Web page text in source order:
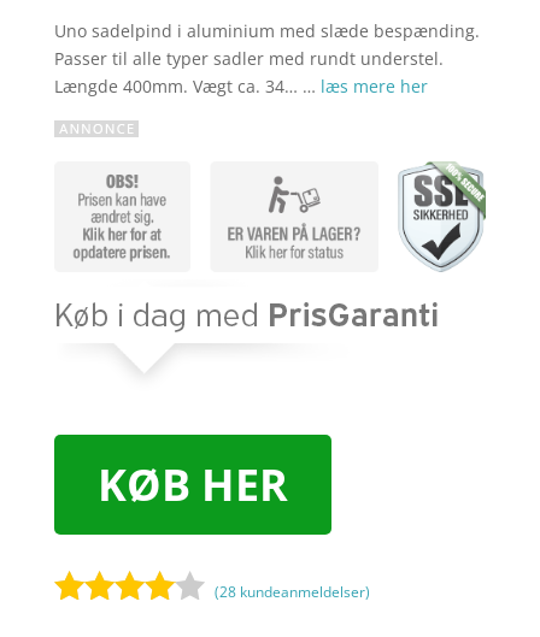
Uno sadelpind i aluminium med slæde bespænding.
Passer til alle typer sadler med rundt understel.
Længde 400mm. Vægt ca. 34… … læs mere her
KØB HER
(28 kundeanmeldelser)